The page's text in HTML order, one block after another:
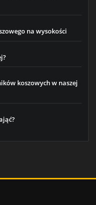
na wysokości
koszowych w naszej